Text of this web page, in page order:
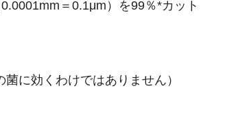
＝0.1μm）を99％*カット
に効くわけではありません）